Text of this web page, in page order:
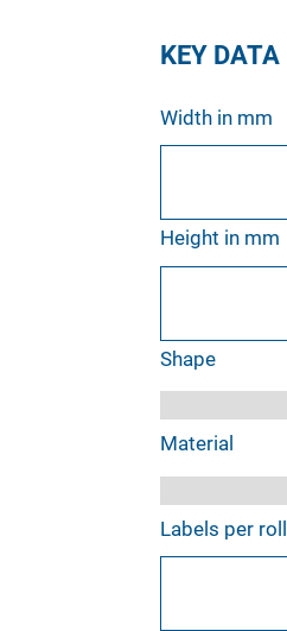
KEY DATA
Width in mm
Height in mm
Shape
Material
Labels per roll